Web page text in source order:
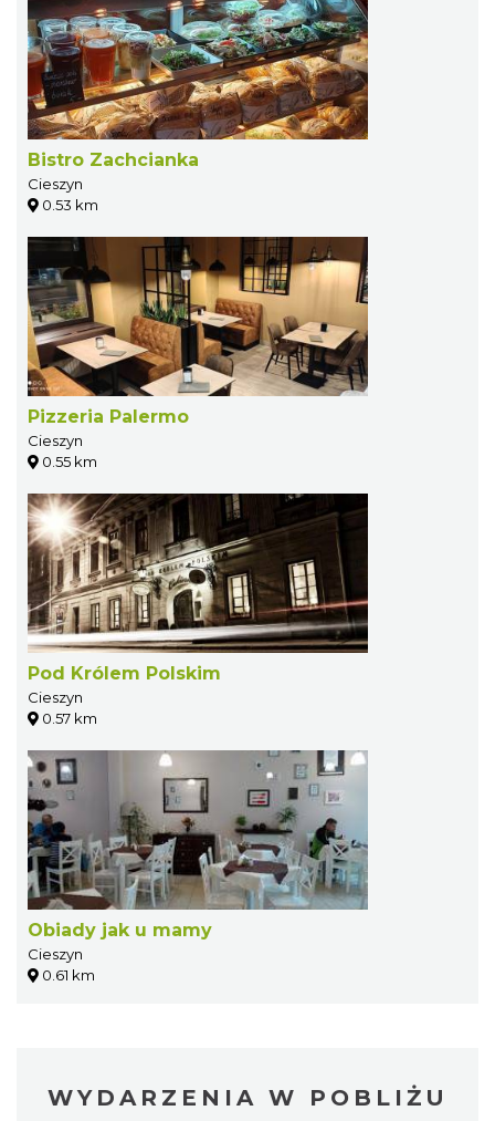
Bistro Zachcianka
Cieszyn
0.53 km
Pizzeria Palermo
Cieszyn
0.55 km
Pod Królem Polskim
Cieszyn
0.57 km
Obiady jak u mamy
Cieszyn
0.61 km
WYDARZENIA W POBLIŻU